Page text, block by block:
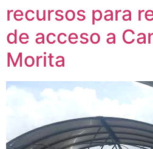
recursos para
de acceso a
Morita